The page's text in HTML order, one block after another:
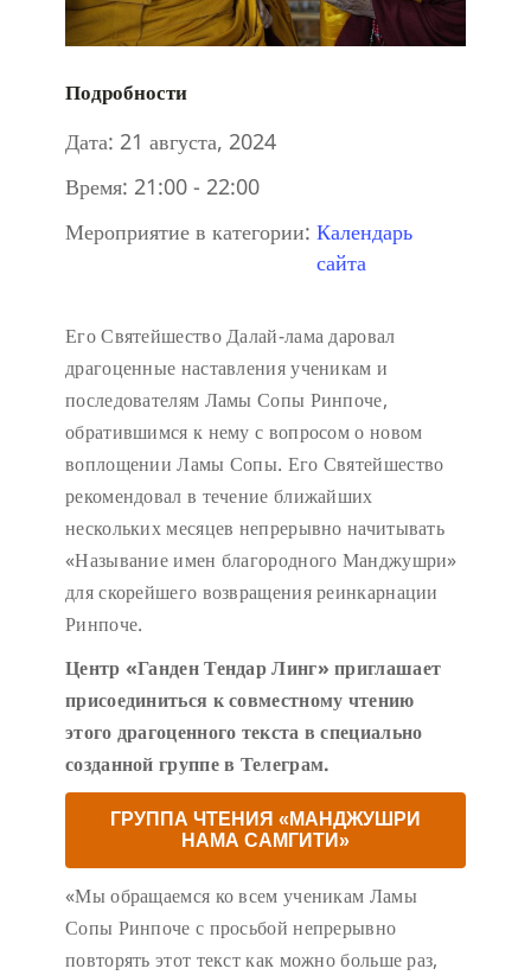
Подробности
Дата: 21 августа, 2024
Время: 21:00 - 22:00
Мероприятие в категории: Календарь
сайта
Его Святейшество Далай-лама даровал
драгоценные наставления ученикам и
последователям Ламы Сопы Ринпоче,
обратившимся к нему с вопросом о новом
воплощении Ламы Сопы. Его Святейшество
рекомендовал в течение ближайших
нескольких месяцев непрерывно начитывать
«Называние имен благородного Манджушри»
для скорейшего возвращения реинкарнации
Ринпоче.
Центр «Ганден Тендар Линг» приглашает
присоединиться к совместному чтению
этого драгоценного текста в специально
созданной группе в Телеграм.
ГРУППА ЧТЕНИЯ «МАНДЖУШРИ
НАМА САМГИТИ»
«Мы обращаемся ко всем ученикам Ламы
Сопы Ринпоче с просьбой непрерывно
повторять этот текст как можно больше раз,